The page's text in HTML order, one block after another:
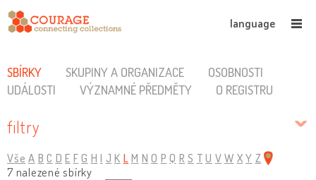
language
SBÍRKY SKUPINY A ORGANIZACE
OSOBNOSTI
UDÁLOSTI
VÝZNAMNÉ PŘEDMĚTY O REGISTRU
filtry
Vše A B C D E F G H I J K L M N O P Q R S T U V W X Y Z
7 nalezené sbírky